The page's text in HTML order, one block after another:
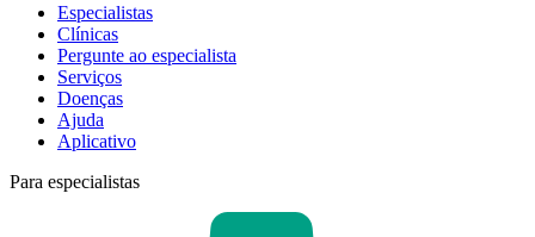
Especialistas
Clínicas
Pergunte ao especialista
Serviços
Doenças
Ajuda
Aplicativo
Para especialistas